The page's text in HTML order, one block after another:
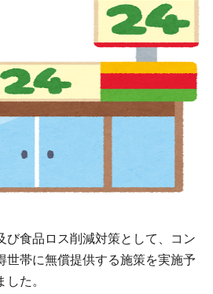
び食品ロス削減対策として、コン
世帯に無償提供する施策を実施予
た。